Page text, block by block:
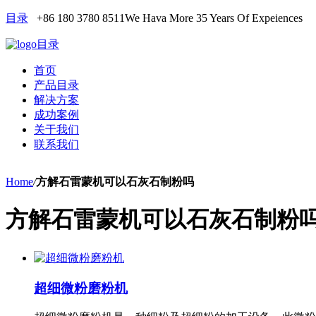
目录 +86 180 3780 8511We Hava More 35 Years Of Expeiences
目录
首页
产品目录
解决方案
成功案例
关于我们
联系我们
Home/方解石雷蒙机可以石灰石制粉吗
方解石雷蒙机可以石灰石制粉
超细微粉磨粉机